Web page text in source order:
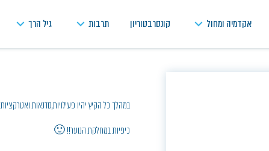
אקדמיה ומחול קונסרבטוריון תרבות גיל הרך
במהלך כל הקיץ יהיו פעילויות,סדנאות ואטרקציות
כיפיות במחלקת הנוער!! 🙂